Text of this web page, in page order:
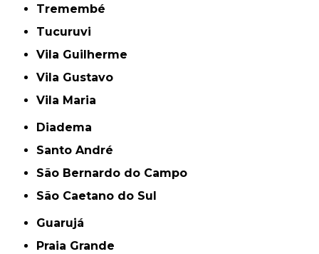
Tremembé
Tucuruvi
Vila Guilherme
Vila Gustavo
Vila Maria
Diadema
Santo André
São Bernardo do Campo
São Caetano do Sul
Guarujá
Praia Grande